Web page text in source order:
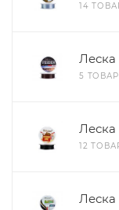
14
Леска
5
Леска
12
Леска